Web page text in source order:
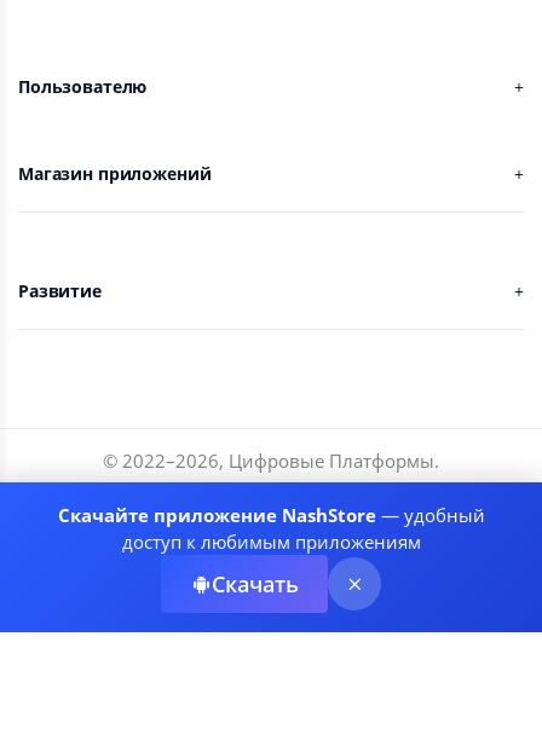
Пользователю
Магазин приложений
Развитие
© 2022–2026, Цифровые Платформы.
Разработчики
Соглашение
Рекомендательные системы
Скачайте приложение NashStore— удобный
доступ к любимым приложениям
Скачать